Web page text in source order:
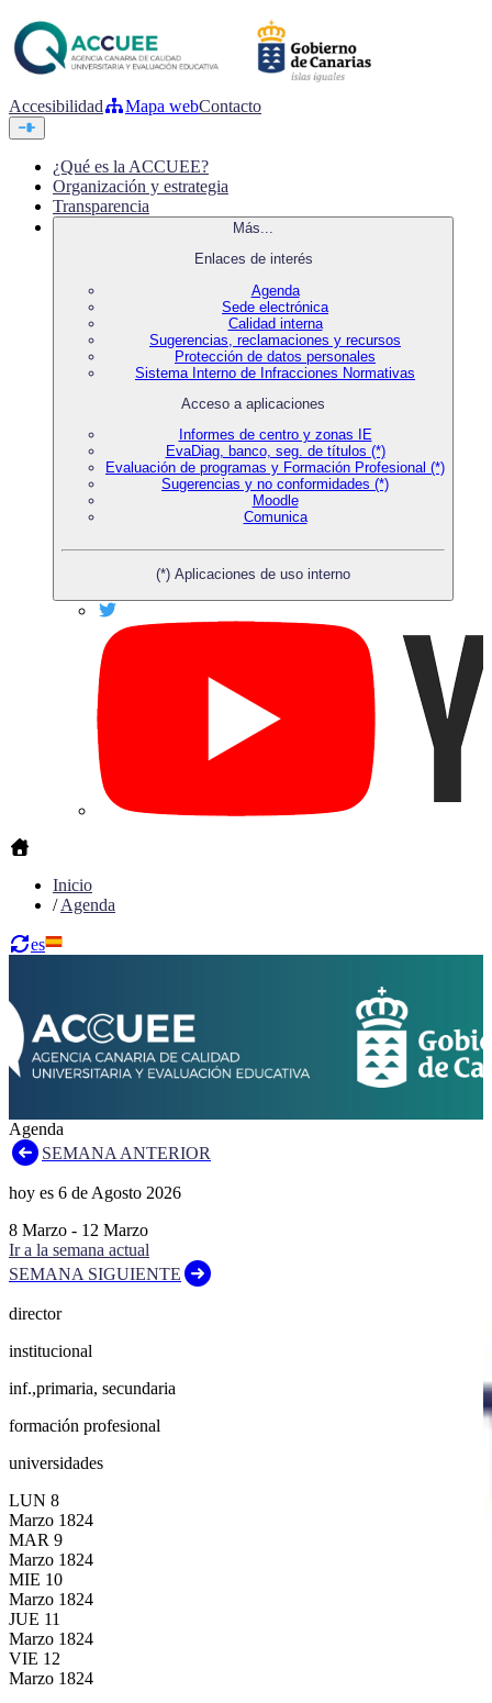
Accesibilidad Mapa webContacto
¿Qué es la ACCUEE?
Organización y estrategia
Transparencia
Más...
Enlaces de interés
Agenda
Sede electrónica
Calidad interna
Sugerencias, reclamaciones y recursos
Protección de datos personales
Sistema Interno de Infracciones Normativas
Acceso a aplicaciones
Informes de centro y zonas IE
EvaDiag, banco, seg. de títulos (*)
Evaluación de programas y Formación Profesional (*)
Sugerencias y no conformidades (*)
Moodle
Comunica
(*) Aplicaciones de uso interno
Inicio
/Agenda
es
Agenda
SEMANA ANTERIOR
hoy es 6 de Agosto 2026
8 Marzo - 12 Marzo
Ir a la semana actual
SEMANA SIGUIENTE
director
institucional
inf.,primaria, secundaria
formación profesional
universidades
LUN 8
Marzo 1824
MAR 9
Marzo 1824
MIE 10
Marzo 1824
JUE 11
Marzo 1824
VIE 12
Marzo 1824